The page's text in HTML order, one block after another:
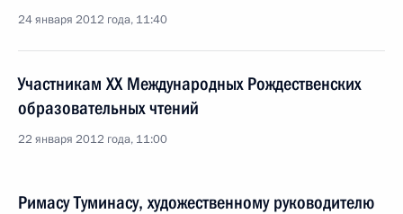
24 января 2012 года, 11:40
Участникам XX Международных Рождественских
образовательных чтений
22 января 2012 года, 11:00
Римасу Туминасу, художественному руководителю